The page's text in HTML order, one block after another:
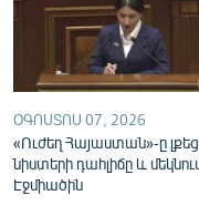
ՕԳՈՍՏՈՍ 07, 2026
«Ուժեղ Հայաստան»-ը
նիստերի դահլիճը և
Էջմիածին